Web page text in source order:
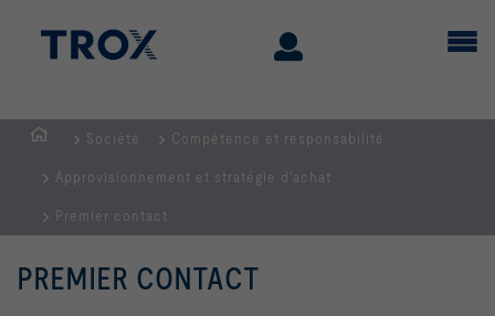
d'accueil
Société Compétence et responsabilité
Approvisionnement et stratégie d'achat
Premier contact
PREMIER CONTACT